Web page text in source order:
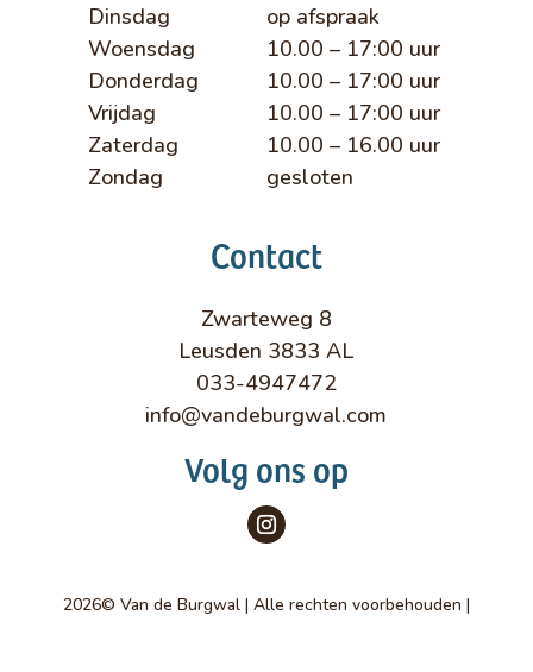
Dinsdag
Woensdag
Donderdag
Vrijdag
Zaterdag
Zondag
op afspraak
10.00 – 17:00 uur
10.00 – 17:00 uur
10.00 – 17:00 uur
10.00 – 16.00 uur
gesloten
Contact
Zwarteweg 8
Leusden 3833 AL
033-4947472
info@vandeburgwal.com
Volg ons op
2026© Van de Burgwal | Alle rechten voorbehouden |